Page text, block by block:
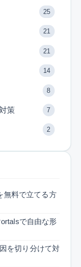
25
21
21
14
8
策 7
2
無料で立てる方
で自由な形
を切り分けて対